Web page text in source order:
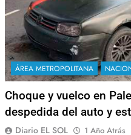
ÁREA METROPOLITANA
Choque y vuelco en
despedida del auto y
Diario EL SOL 1 Año Atrás